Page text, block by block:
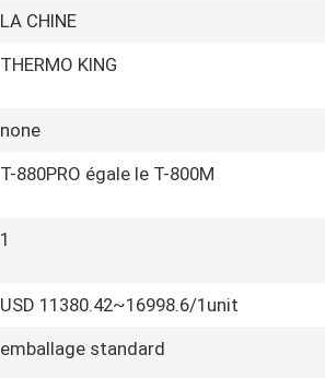
LA CHINE
THERMO KING
none
T-880PRO égale le T-800M
1
USD 11380.42~16998.6/1unit
emballage standard